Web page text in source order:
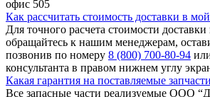
офис 505
Как рассчитать стоимость доставки в
Для точного расчета стоимости доставки
обращайтесь к нашим менеджерам,
позвонив по номеру 8 (800) 700-80-94
консультанта в правом нижнем углу
Какая гарантия на поставляемые запчасти
Все запасные части реализуемые ООО